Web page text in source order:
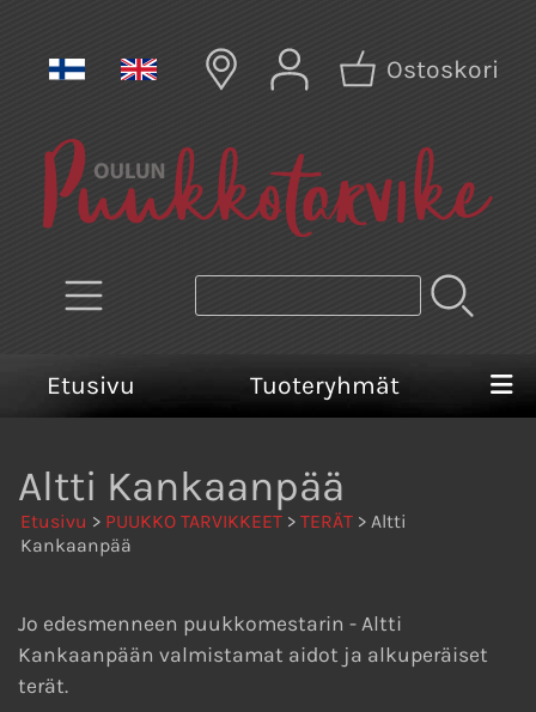
Ostoskori
Etusivu Tuoteryhmät
Altti Kankaanpää
Etusivu > PUUKKO TARVIKKEET > TERÄT > Altti
Kankaanpää
Jo edesmenneen puukkomestarin - Altti
Kankaanpään valmistamat aidot ja alkuperäiset
terät.